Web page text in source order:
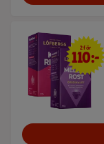
2 för 110 kr
2 för
110:-